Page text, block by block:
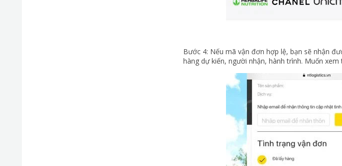
Bước 4: Nếu mã vận đơn hợp lệ, bạn sẽ nhận
hàng dự kiến, người nhận, hành trình. Muốn